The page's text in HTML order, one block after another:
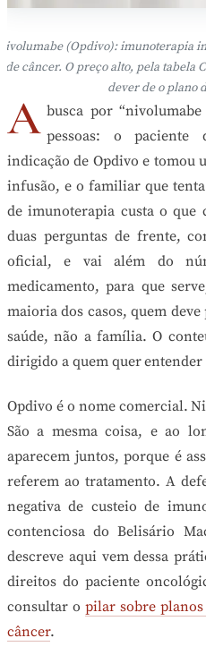
(Opdivo): imunoterapia
de câncer. O preço alto, pela tabela
dever de o plano
A busca por
pessoas: o paciente
indicação de Opdivo e tomou
infusão, e o familiar que
de imunoterapia custa o que
duas perguntas de frente,
oficial, e vai além do
medicamento, para que
maioria dos casos, quem
saúde, não a família. O
dirigido a quem quer
Opdivo é o nome comercial.
São a mesma coisa, e ao
aparecem juntos, porque é
referem ao tratamento. A
negativa de custeio de
contenciosa do Belisário
descreve aqui vem dessa
direitos do paciente
consultar o pilar sobre planos
câncer.